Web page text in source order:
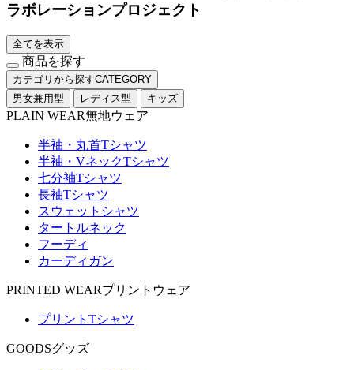
ラボレーションプロジェクト
全てを表示
商品を探す
カテゴリから探すCATEGORY
男女兼用型
レディス型 キッズ
PLAIN WEAR無地ウェア
半袖・丸首Tシャツ
半袖・VネックTシャツ
七分袖Tシャツ
長袖Tシャツ
スウェットシャツ
タートルネック
フーディ
カーディガン
PRINTED WEARプリントウェア
プリントTシャツ
GOODSグッズ